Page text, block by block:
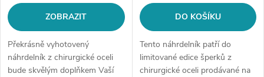
ZOBRAZIT
Překrásně vyhotovený
náhrdelník z chirurgické oceli
bude skvělým doplňkem Vaší
DO KOŠÍKU
Tento náhrdelník patří do
limitované edice šperků z
chirurgické oceli prodávané na